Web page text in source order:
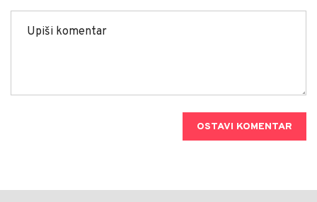
OSTAVI KOMENTAR